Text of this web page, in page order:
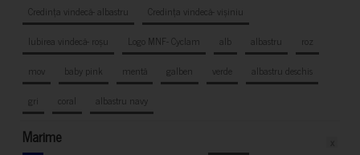
Credința vindecă- albastru
Credința vindecă- vișiniu
Iubirea vindecă- roșu
Logo MNF- Cyclam alb albastru
roz
mov
baby pink mentă galben verde
albastru deschis
gri
coral albastru navy
Marime